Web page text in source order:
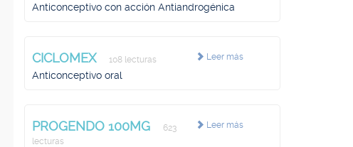
Anticonceptivo con acción Antiandrogénica
Leer más
CICLOMEX 108 lecturas
Anticonceptivo oral
Leer más
PROGENDO 100MG
623
lecturas